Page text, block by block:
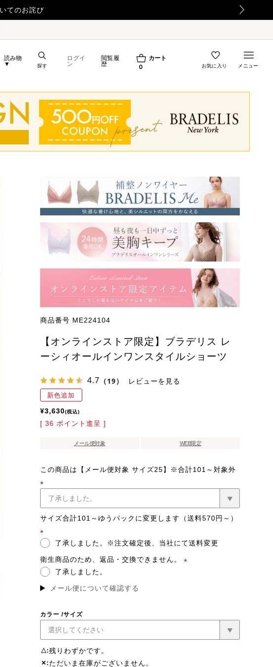
【重要】令和8年熊
読み物
▼
ログイ
ン
閲覧履
歴
カート
0
探す お気に入り メニュー
商品番号 ME224104
【オンラインストア限定】ブラデリス レ
ーシィオールインワンスタイルショーツ
4.7 （19） レビューを見る
新色追加
¥3,630 税込
[ 36 ポイント進呈 ]
メール便対象 WEB限定
この商品は【メール便対象 サイズ25】※合計101～対象外
(必
須)
サイズ合計101～ゆうパックに変更します（送料570円～）
(必
須)
了承しました。※注文確定後、当社にて送料変更
衛生商品のため、返品・交換できません。
了承しました。
メール便について確認する
カラー サイズ
△ 残りわずかです。
✕ ただいま在庫がございません。